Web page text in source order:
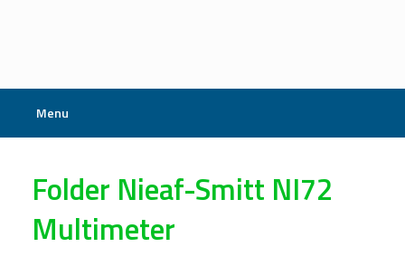
Menu
Folder Nieaf-Smitt NI72
Multimeter